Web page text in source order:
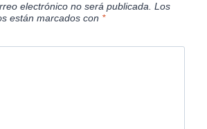
electrónico no será publicada. Los
están marcados con *